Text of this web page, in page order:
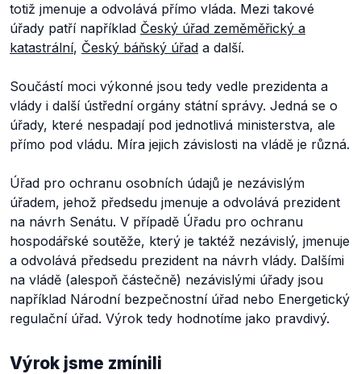
totiž jmenuje a odvolává přímo vláda. Mezi takové
úřady patří například Český úřad zeměměřický a
katastrální, Český báňský úřad a další.
Součástí moci výkonné jsou tedy vedle prezidenta a
vlády i další ústřední orgány státní správy. Jedná se o
úřady, které nespadají pod jednotlivá ministerstva, ale
přímo pod vládu. Míra jejich závislosti na vládě je různá.
Úřad pro ochranu osobních údajů je nezávislým
úřadem, jehož předsedu jmenuje a odvolává prezident
na návrh Senátu. V případě Úřadu pro ochranu
hospodářské soutěže, který je taktéž nezávislý, jmenuje
a odvolává předsedu prezident na návrh vlády. Dalšími
na vládě (alespoň částečně) nezávislými úřady jsou
například Národní bezpečnostní úřad nebo Energetický
regulační úřad. Výrok tedy hodnotíme jako pravdivý.
Výrok jsme zmínili